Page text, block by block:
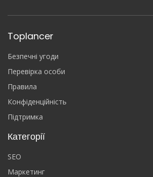
Toplancer
Безпечні угоди
Перевірка особи
Правила
Конфіденційність
Підтримка
Категорії
SEO
Маркетинг